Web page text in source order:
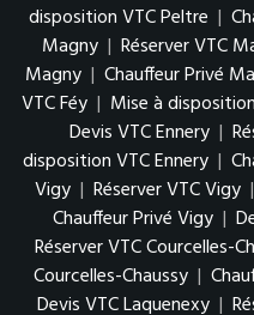
disposition VTC Peltre |
Magny | Réserver VTC
Magny | Chauffeur Privé
VTC Féy | Mise à
Devis VTC Ennery |
disposition VTC Ennery |
Vigy | Réserver VTC Vigy |
Chauffeur Privé Vigy |
Réserver VTC Courcelles-
Courcelles-Chaussy |
Devis VTC Laquenexy |